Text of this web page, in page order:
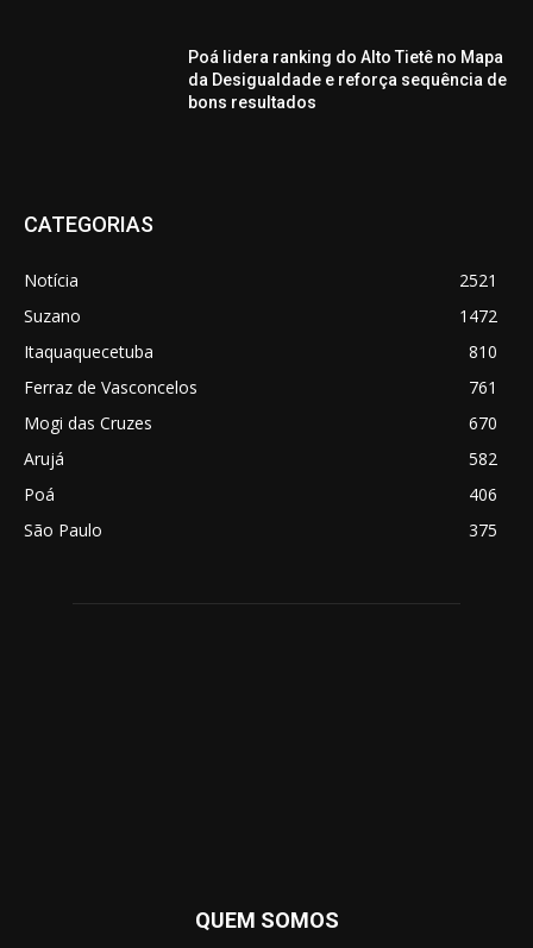
Poá lidera ranking do Alto Tietê no Mapa
da Desigualdade e reforça sequência de
bons resultados
CATEGORIAS
Notícia
2521
Suzano
1472
Itaquaquecetuba
810
Ferraz de Vasconcelos
761
Mogi das Cruzes
670
Arujá
582
Poá
406
São Paulo
375
QUEM SOMOS